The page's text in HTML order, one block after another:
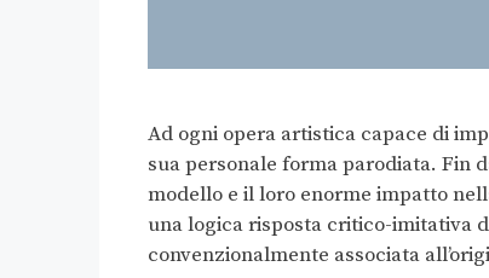
Ad ogni opera artistica capace di
sua personale forma parodiata. Fin
modello e il loro enorme impatto
una logica risposta critico-imitativa
convenzionalmente associata